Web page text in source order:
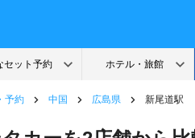
予約 中国 広島県 新尾道駅